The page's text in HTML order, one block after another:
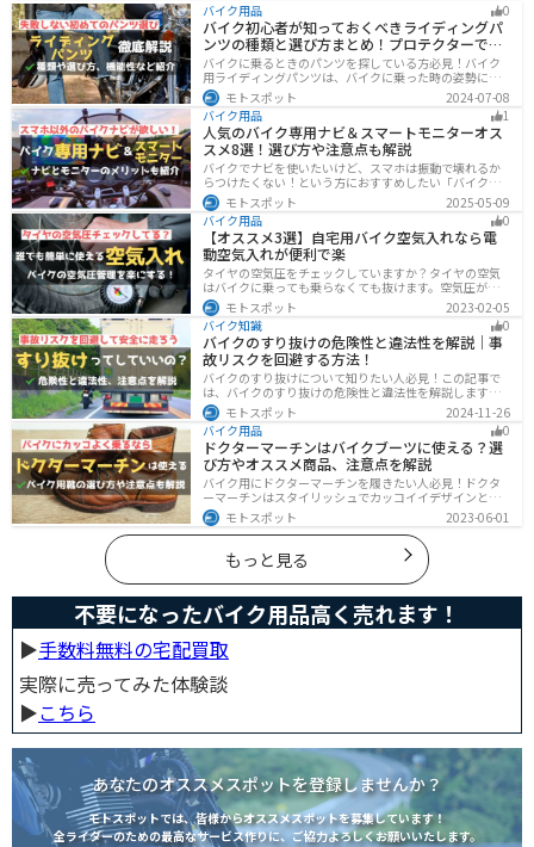
バイク用品 0
バイク初心者が知っておくべきライディングパ
ンツの種類と選び方まとめ！プロテクターで脚
を守ろう
バイクに乗るときのパンツを探している方必見！バイク
用ライディングパンツは、バイクに乗った時の姿勢に最
適化されているので快適にバイクに乗ることができま
す。プロテクター内蔵で安全性も高くなります。この記事
ではパンツの選び方や種類など初心者が知っておくべき
ことをまとめました。
モトスポット
2024-07-08
バイク用品
1
人気のバイク専用ナビ＆スマートモニターオス
スメ8選！選び方や注意点も解説
バイクでナビを使いたいけど、スマホは振動で壊れるか
らつけたくない！という方におすすめしたい「バイク専
用ナビ」と「スマートモニター」をまとめてご紹介しま
す。専用ナビなら耐久性もあり、オフラインでも使える
ので安心です。スマートモニターは、スマホと連動させ
てスマホの機能をそのまま利用できます。ドラレコや死
角警告、駐車場の振動検知など様々な便利機能も搭載さ
れています。
モトスポット
2025-05-09
バイク用品
0
【オススメ3選】自宅用バイク空気入れなら電
動空気入れが便利で楽
タイヤの空気圧をチェックしていますか？タイヤの空気
はバイクに乗っても乗らなくても抜けます。空気圧が下
がると走行性能・燃費・安全性に影響します。空気圧は
常に自分で管理できるようにしておきましょう。楽に使
えるオススメ空気入れをまとめたので、参考にしてくだ
さい。
モトスポット
2023-02-05
バイク知識
0
バイクのすり抜けの危険性と違法性を解説｜事
故リスクを回避する方法！
バイクのすり抜けについて知りたい人必見！この記事で
は、バイクのすり抜けの危険性と違法性を解説します。
実は、すり抜けによる事故のリスクは想像以上に高いで
す。記事を参考にすり抜けのリスクを理解し、安全運転
に努めましょう。
モトスポット
2024-11-26
バイク用品
0
ドクターマーチンはバイクブーツに使える？選
び方やオススメ商品、注意点を解説
バイク用にドクターマーチンを履きたい人必見！ドクタ
ーマーチンはスタイリッシュでカッコイイデザインと高
い機能性で快適なライディングが可能です。バイク用ブ
ーツで選ぶべきポイントや注意点などまとめましたの
で、バイクブーツを探している人は参考にしてくださ
モトスポット 2023-06-01
もっと見る
不要になったバイク用品高く売れます！
▶︎手数料無料の宅配買取
実際に売ってみた体験談
▶︎こちら
あなたのオススメスポットを登録しませんか？
モトスポットでは、皆様からオススメスポットを募集しています！
全ライダーのための最高なサービス作りに、ご協力よろしくお願いいたします。